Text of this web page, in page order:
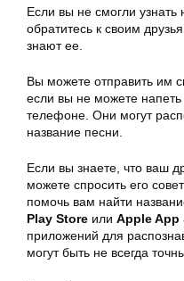
Если вы не смогли узнать
обратитесь к своим
знают ее.
Вы можете отправить им
если вы не можете
телефоне. Они могут
название песни.
Если вы знаете, что ваш
можете спросить его
помочь вам найти
Play Store или Apple App
приложений для
могут быть не всегда